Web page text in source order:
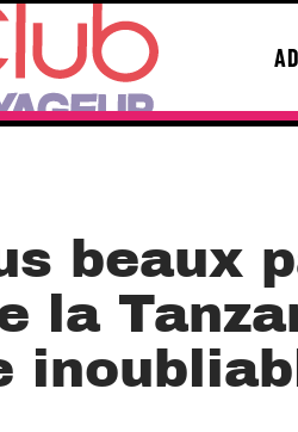
beaux
la